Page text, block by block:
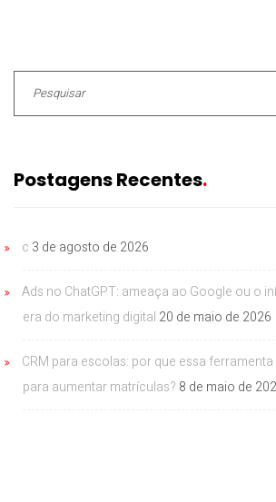
Postagens Recentes
c 3 de agosto de 2026
Ads no ChatGPT: ameaça ao Google ou o
era do marketing digital 20 de maio de 2026
CRM para escolas: por que essa
para aumentar matrículas? 8 de maio de